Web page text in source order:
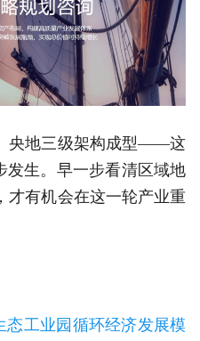
央地三级架构成型——这
发生。早一步看清区域地
才有机会在这一轮产业重
态工业园循环经济发展模